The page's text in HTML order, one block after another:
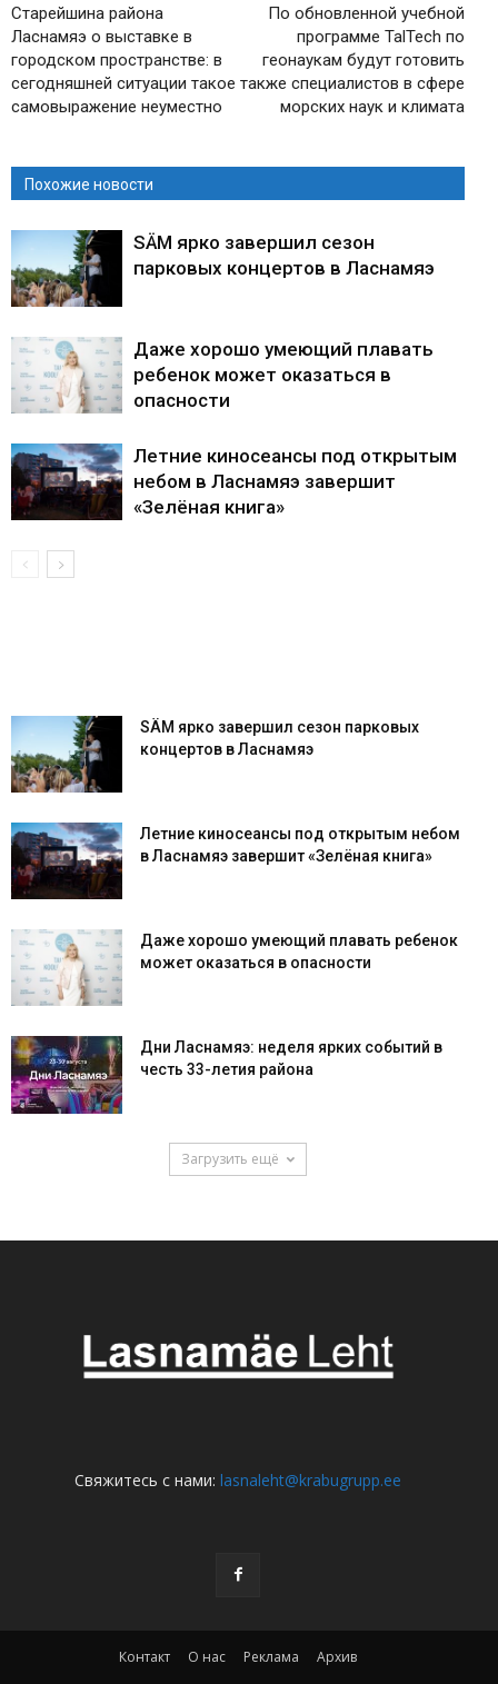
Старейшина района
Ласнамяэ о выставке в
городском пространстве: в
сегодняшней ситуации такое
самовыражение неуместно
По обновленной учебной
программе TalTech по
геонаукам будут готовить
также специалистов в сфере
морских наук и климата
Похожие новости
SÄM ярко завершил сезон
парковых концертов в Ласнамяэ
Даже хорошо умеющий плавать
ребенок может оказаться в
опасности
Летние киносеансы под открытым
небом в Ласнамяэ завершит
«Зелёная книга»
SÄM ярко завершил сезон парковых
концертов в Ласнамяэ
Летние киносеансы под открытым небом
в Ласнамяэ завершит «Зелёная книга»
Даже хорошо умеющий плавать ребенок
может оказаться в опасности
Дни Ласнамяэ: неделя ярких событий в
честь 33-летия района
Загрузить ещё
Свяжитесь с нами: lasnaleht@krabugrupp.ee
Контакт О нас Реклама Архив